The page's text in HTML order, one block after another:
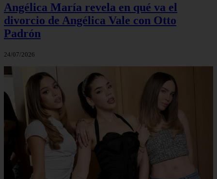
Angélica María revela en qué va el
divorcio de Angélica Vale con Otto
Padrón
24/07/2026